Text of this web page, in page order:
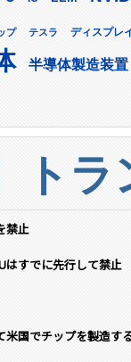
プ テスラ ディスプレ
半導体製造装置
ト
禁止
すでに先行して禁止
米国でチップを製造す